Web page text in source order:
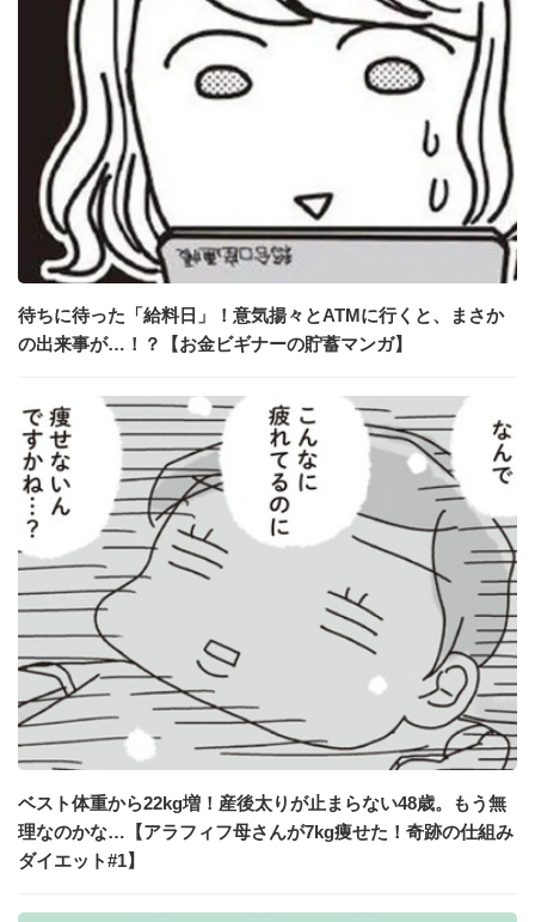
待ちに待った「給料日」！意気揚々とATMに行くと、まさか
の出来事が…！？【お金ビギナーの貯蓄マンガ】
ベスト体重から22kg増！産後太りが止まらない48歳。もう無
理なのかな…【アラフィフ母さんが7kg痩せた！奇跡の仕組み
ダイエット#1】